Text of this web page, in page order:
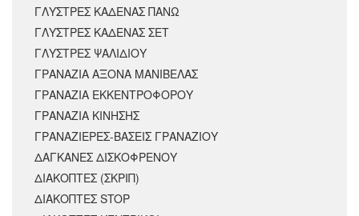
ΓΛΥΣΤΡΕΣ ΚΑΔΕΝΑΣ ΠΑΝΩ
ΓΛΥΣΤΡΕΣ ΚΑΔΕΝΑΣ ΣΕΤ
ΓΛΥΣΤΡΕΣ ΨΑΛΙΔΙΟΥ
ΓΡΑΝΑΖΙΑ ΑΞΟΝΑ ΜΑΝΙΒΕΛΑΣ
ΓΡΑΝΑΖΙΑ ΕΚΚΕΝΤΡΟΦΟΡΟΥ
ΓΡΑΝΑΖΙΑ ΚΙΝΗΣΗΣ
ΓΡΑΝΑΖΙΕΡΕΣ-ΒΑΣΕΙΣ ΓΡΑΝΑΖΙΟΥ
ΔΑΓΚΑΝΕΣ ΔΙΣΚΟΦΡΕΝΟΥ
ΔΙΑΚΟΠΤΕΣ (ΣΚΡΙΠ)
ΔΙΑΚΟΠΤΕΣ STOP